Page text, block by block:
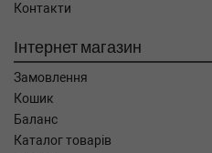
Контакти
Інтернет магазин
Замовлення
Кошик
Баланс
Каталог товарів